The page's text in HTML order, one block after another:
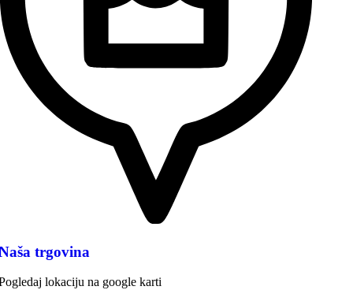
trgovina
lokaciju na google karti